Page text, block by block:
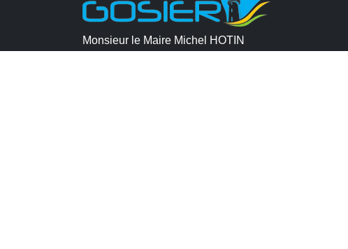
Monsieur le Maire Michel HOTIN